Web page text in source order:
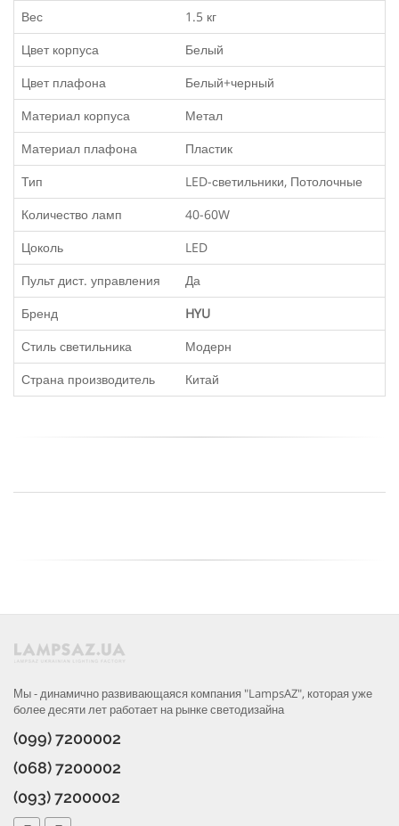
Вес
1.5 кг
Цвет корпуса
Белый
Цвет плафона
Белый+черный
Материал корпуса
Метал
Материал плафона
Пластик
Тип
LED-светильники, Потолочные
Количество ламп
40-60W
Цоколь
LED
Пульт дист. управления
Да
Бренд
HYU
Стиль светильника
Модерн
Страна производитель
Китай
Мы - динамично развивающаяся компания "LampsAZ", которая уже
более десяти лет работает на рынке светодизайна
(099) 7200002
(068) 7200002
(093) 7200002